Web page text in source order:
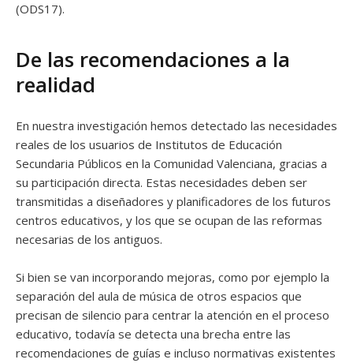
(ODS17).
De las recomendaciones a la
realidad
En nuestra investigación hemos detectado las necesidades
reales de los usuarios de Institutos de Educación
Secundaria Públicos en la Comunidad Valenciana, gracias a
su participación directa. Estas necesidades deben ser
transmitidas a diseñadores y planificadores de los futuros
centros educativos, y los que se ocupan de las reformas
necesarias de los antiguos.
Si bien se van incorporando mejoras, como por ejemplo la
separación del aula de música de otros espacios que
precisan de silencio para centrar la atención en el proceso
educativo, todavía se detecta una brecha entre las
recomendaciones de guías e incluso normativas existentes